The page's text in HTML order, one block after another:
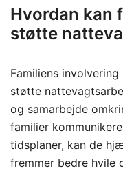
Hvordan kan
støtte
Familiens
støtte
og samarbejde
familier
tidsplaner, kan de
fremmer bedre hvile